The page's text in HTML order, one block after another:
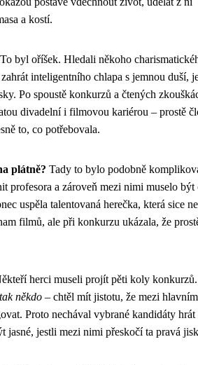
a kostí.
byl oříšek. Hledali někoho
inteligentního chlapa s jemnou duší,
Po spoustě konkurzů a čtených
divadelní i filmovou kariérou – prostě
to, co potřebovala.
plátně? Tady to bylo podobně
profesora a zároveň mezi nimi muselo být
uspěla talentovaná herečka, která sice
filmů, ale při konkurzu ukázala, že
herci museli projít pěti koly
někdo – chtěl mít jistotu, že mezi
Proto nechával vybrané kandidáty hrát
jasné, jestli mezi nimi přeskočí ta pravá